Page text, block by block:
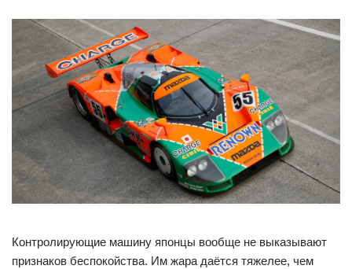
Контролирующие машину японцы вообще не выказывают
признаков беспокойства. Им жара даётся тяжелее, чем